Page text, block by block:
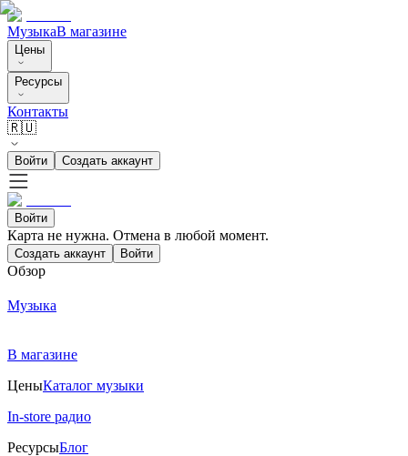
МузыкаВ магазине
Цены
Ресурсы
Контакты
🇷🇺
Войти Создать аккаунт
Войти
Карта не нужна. Отмена в любой момент.
Создать аккаунт Войти
Обзор
Музыка
В магазине
ЦеныКаталог музыки
In-store радио
РесурсыБлог